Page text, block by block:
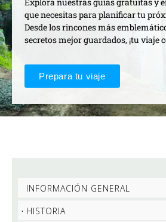
que necesitas para planificar tu
Desde los rincones más
secretos mejor guardados, ¡tu viaje
Prepara tu viaje
INFORMACIÓN GENERAL
HISTORIA